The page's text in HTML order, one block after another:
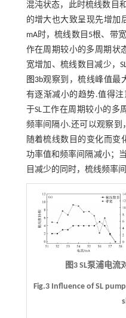
混沌状态，此时梳线数目
的增大也大致呈现先增加
mA时，梳线数目5根、带
作在周期较小的多周期状
宽增加、梳线数目减少，
图3b观察到，梳线峰值最
有逐渐减小的趋势.值得注
于SL工作在周期较小的多
频率间隔小.还可以观察到
随着梳线数目的变化而变
功率值和频率间隔减小；
目减少的同时，梳线频率
图3 SL泵浦电流
Fig.3 Influence of SL